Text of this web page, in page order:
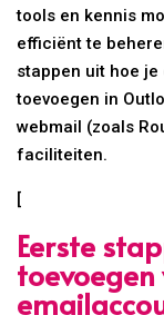
tools en kennis
efficiënt te
stappen uit hoe
toevoegen in
webmail (zoals
faciliteiten.
[
Eerste
toevoegen